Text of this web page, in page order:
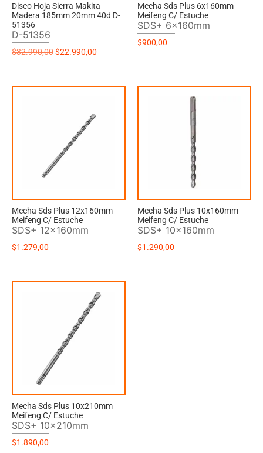
Disco Hoja Sierra Makita
Madera 185mm 20mm 40d D-
51356
D-51356
$32.990,00$22.990,00
Mecha Sds Plus 6x160mm
Meifeng C/ Estuche
SDS+ 6x160mm
$900,00
Mecha Sds Plus 12x160mm
Meifeng C/ Estuche
SDS+ 12x160mm
$1.279,00
Mecha Sds Plus 10x160mm
Meifeng C/ Estuche
SDS+ 10x160mm
$1.290,00
Mecha Sds Plus 10x210mm
Meifeng C/ Estuche
SDS+ 10x210mm
$1.890,00